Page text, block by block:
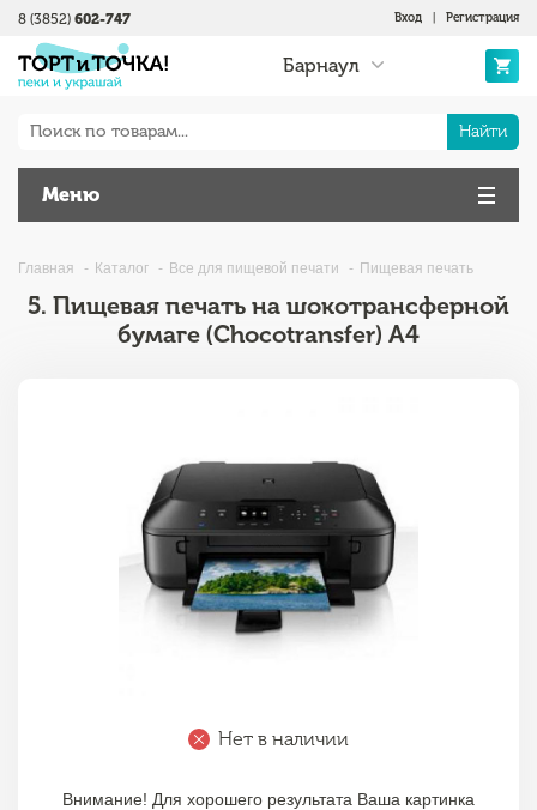
Вход Регистрация
Барнаул
8 (3852) 602-747
Найти
Меню
Главная Каталог Все для пищевой печати Пищевая печать
5. Пищевая печать на шокотрансферной
бумаге (Chocotransfer) А4
Нет в наличии
Внимание! Для хорошего результата Ваша картинка